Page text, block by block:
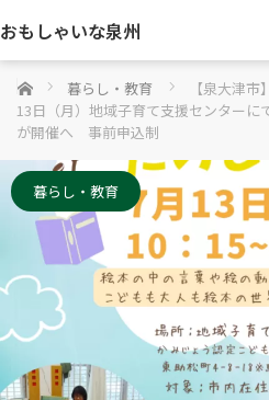
おもしゃいな泉州
ホーム 暮らし・教育
【泉大津
13日（月）地域子育て支援センターに
が開催へ 事前申込制
暮らし・教育